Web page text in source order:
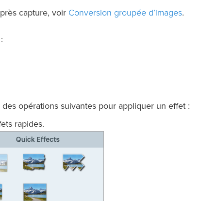
capture, voir Conversion groupée d’images.
des opérations suivantes pour appliquer un effet :
rapides.